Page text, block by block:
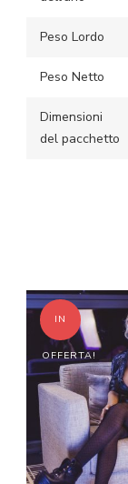
Peso Lordo
Peso Netto
Dimensioni
del pacchetto
IN
OFFERTA!